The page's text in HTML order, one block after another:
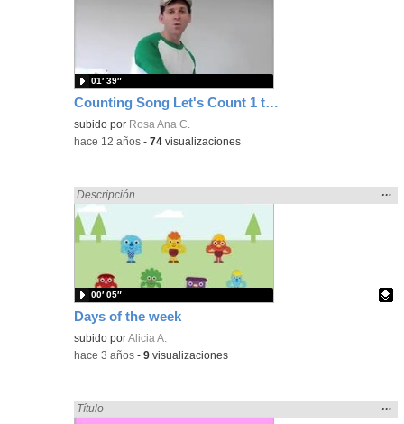
Counting Song Let's Count 1 to 10!
subido por Rosa Ana C.
01′ 39″
-hace 12 años -74 visualizaciones
Days of the week
Encontrado «song» en:
Descripción
la
…
Contenido educativo.
subido porAlicia A.
00′ 05″
-hace 3 años -9 visualizaciones
Encontrado «song» en:
Título
la
…